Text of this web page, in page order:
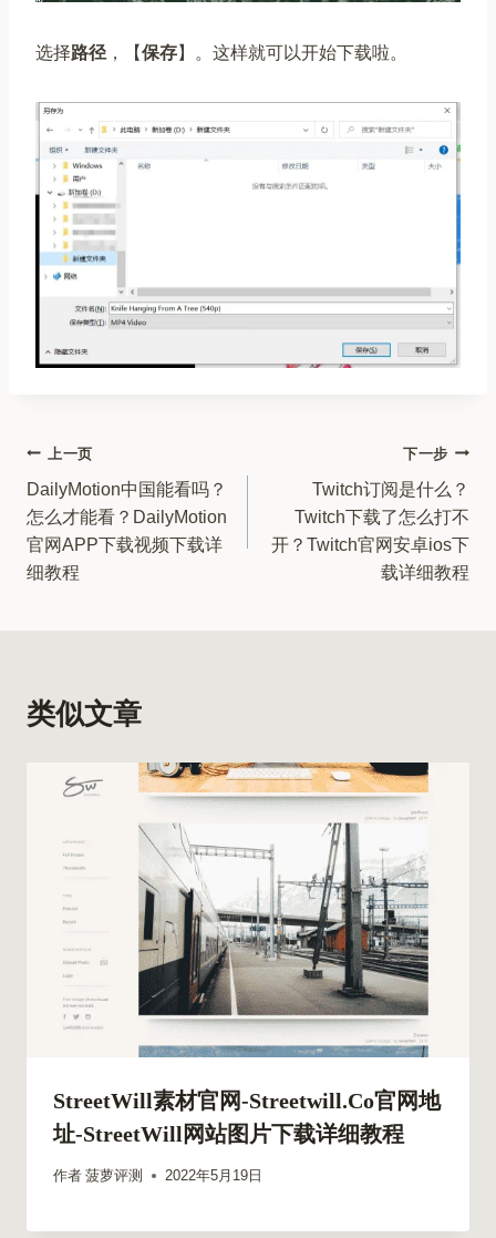
选择路径 ，【保存】。这样就可以开始下载啦。
文
章
导
航
上一页
DailyMotion中国能看吗？
怎么才能看？DailyMotion
官网APP下载视频下载详
细教程
下一步
Twitch订阅是什么？
Twitch下载了怎么打不
开？Twitch官网安卓ios下
载详细教程
类似文章
StreetWill素材官网-Streetwill.co官网地
址-StreetWill网站图片下载详细教程
作者 菠萝评测 2022年5月19日